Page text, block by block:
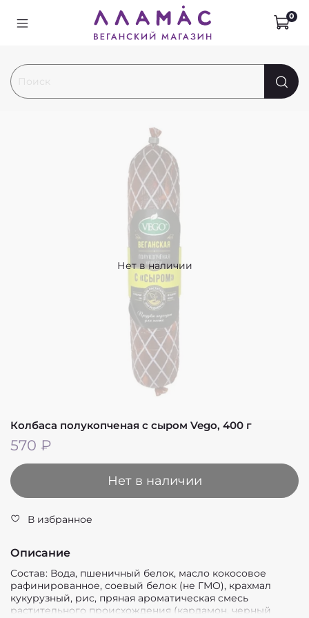
0
Нет в наличии
Колбаса полукопченая с сыром Vego, 400 г
570 ₽
Нет в наличии
В избранное
Описание
Состав: Вода, пшеничный белок, масло кокосовое
рафинированное, соевый белок (не ГМО), крахмал
кукурузный, рис, пряная ароматическая смесь
растительного происхождения (кардамон, черный